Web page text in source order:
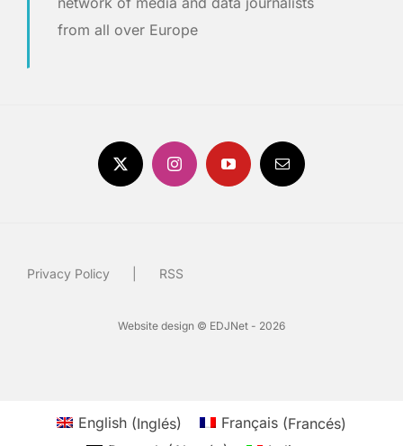
from all over Europe
Privacy Policy RSS
Website design © EDJNet - 2026
English (Inglés) Français (Francés)